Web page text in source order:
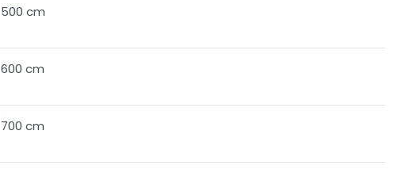
500 cm
600 cm
700 cm